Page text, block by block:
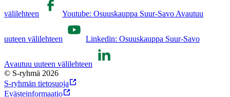
välilehteen Youtube: Osuuskauppa Suur-Savo Avautuu
uuteen välilehteen Linkedin: Osuuskauppa Suur-Savo
Avautuu uuteen välilehteen
© S-ryhmä 2026
S-ryhmän tietosuoja
Evästeinformaatio